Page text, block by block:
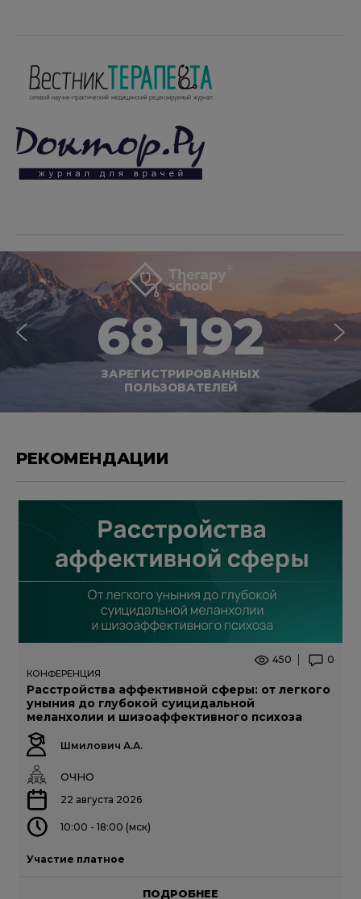
68 192
ЗАРЕГИСТРИРОВАННЫХ
ПОЛЬЗОВАТЕЛЕЙ
РЕКОМЕНДАЦИИ
450 0
КОНФЕРЕНЦИЯ
Расстройства аффективной сферы: от легкого
уныния до глубокой суицидальной
меланхолии и шизоаффективного психоза
Шмилович А.А.
ОЧНО
22 августа 2026
10:00 - 18:00 (мск)
Участие платное
ПОДРОБНЕЕ